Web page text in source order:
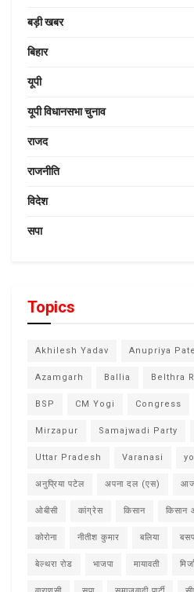
बड़ी खबर
बिहार
यूपी
यूपी विधानसभा चुनाव
राजद
राजनीति
विदेश
सपा
Topics
Akhilesh Yadav Anupriya Patel
Azamgarh Ballia Belthra
BSP CM Yogi Congress
Mirzapur Samajwadi Party
Uttar Pradesh Varanasi
अनुप्रिया पटेल अपना दल (एस)
ओबीसी कांग्रेस किसान किसान
कोरोना नीतीश कुमार बलिया
बेल्थरा रोड भाजपा मायावती